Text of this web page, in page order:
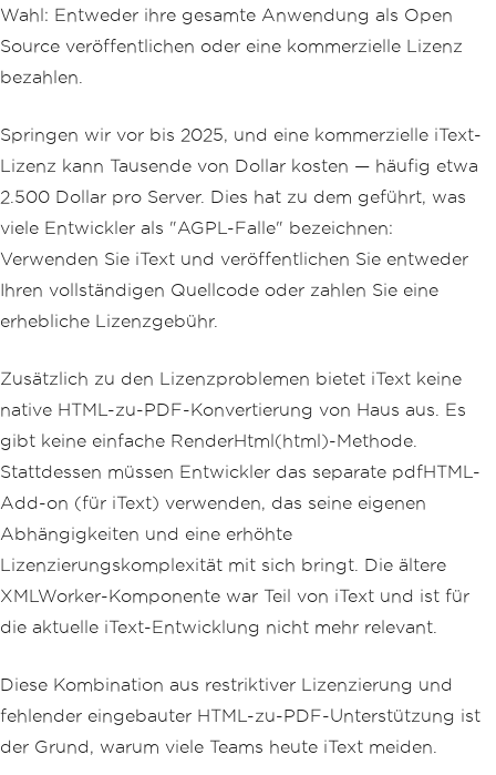
Wahl: Entweder ihre gesamte Anwendung als Open
Source veröffentlichen oder eine kommerzielle Lizenz
bezahlen.
Springen wir vor bis 2025, und eine kommerzielle iText-
Lizenz kann Tausende von Dollar kosten — häufig etwa
2.500 Dollar pro Server. Dies hat zu dem geführt, was
viele Entwickler als "AGPL-Falle" bezeichnen:
Verwenden Sie iText und veröffentlichen Sie entweder
Ihren vollständigen Quellcode oder zahlen Sie eine
erhebliche Lizenzgebühr.
Zusätzlich zu den Lizenzproblemen bietet iText keine
native HTML-zu-PDF-Konvertierung von Haus aus. Es
gibt keine einfache RenderHtml(html)-Methode.
Stattdessen müssen Entwickler das separate pdfHTML-
Add-on (für iText) verwenden, das seine eigenen
Abhängigkeiten und eine erhöhte
Lizenzierungskomplexität mit sich bringt. Die ältere
XMLWorker-Komponente war Teil von iText und ist für
die aktuelle iText-Entwicklung nicht mehr relevant.
Diese Kombination aus restriktiver Lizenzierung und
fehlender eingebauter HTML-zu-PDF-Unterstützung ist
der Grund, warum viele Teams heute iText meiden.